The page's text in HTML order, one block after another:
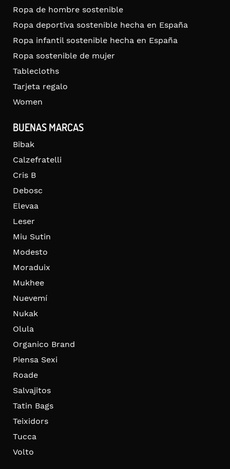
Ropa de hombre sostenible
Ropa deportiva sostenible hecha en España
Ropa infantil sostenible hecha en España
Ropa sostenible de mujer
Tablecloths
Tarjeta regalo
Women
BUENAS MARCAS
Bibak
Calzefratelli
Cris B
Debosc
Elevaa
Leser
Miu Sutin
Modesto
Moraduix
Mukhee
Nuevemí
Nukak
Olula
Organico Brand
Piensa Sexi
Roade
Salvajitos
Tatin Bags
Teixidors
Tucca
Volto